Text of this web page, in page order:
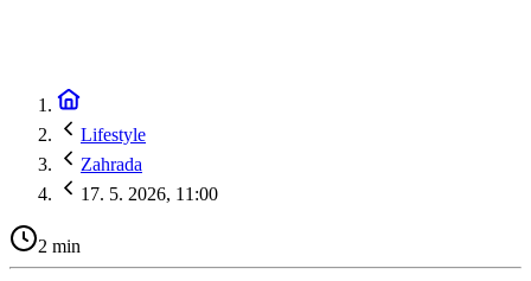
Lifestyle
Zahrada
17. 5. 2026, 11:00
2 min